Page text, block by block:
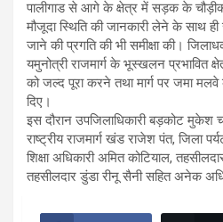
पालीगाड से आगे के क्षेत्र में सड़क के
मौजूदा स्थिति की जानकारी लेने के साथ
जाने की प्रगति की भी समीक्षा की।
यमुनोत्री राजमार्ग के भूस्खलन प्रभावित
को जल्द पूरा करने तथा मार्ग पर जमा
दिए।
इस दौरान उपजिलाधिकारी बड़कोट मुकेश
राष्ट्रीय राजमार्ग खंड राजेश पंत, जिला
शिक्षा अधिकारी अमित कोटियाल,
तहसीलदार डुंडा रीनू सैनी सहित अनेक